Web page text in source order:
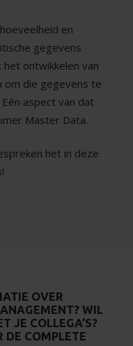
en
gegevens
ontwikkelen van
om die gegevens te
aspect van dat
Master Data.
het in deze
OVER
WIL
JE COLLEGA’S?
DE COMPLETE